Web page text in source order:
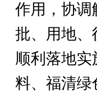
作用，协调
批、用地、
顺利落地
料、福清绿